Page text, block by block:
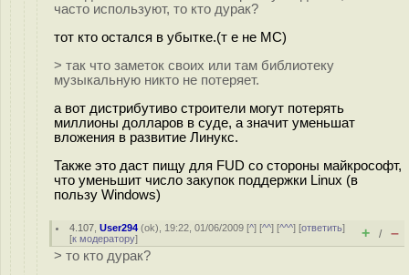
часто используют, то кто дурак?
тот кто остался в убытке.(т е не МС)
> так что заметок своих или там библиотеку
музыкальную никто не потеряет.
а вот дистрибутиво строители могут потерять
миллионы долларов в суде, а значит уменьшат
вложения в развитие Линукс.
Также это даст пищу для FUD со стороны майкрософт,
что уменьшит число закупок поддержки Linux (в
пользу Windows)
4.107 ,User294 (ok), 19:22, 01/06/2009 [^] [^^] [^^^] [ответить]
[к модератору] + / –
> то кто дурак?